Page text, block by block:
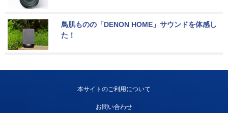
鳥肌ものの「DENON HOME」サウンドを体感し
た！
本サイトのご利用について
お問い合わせ